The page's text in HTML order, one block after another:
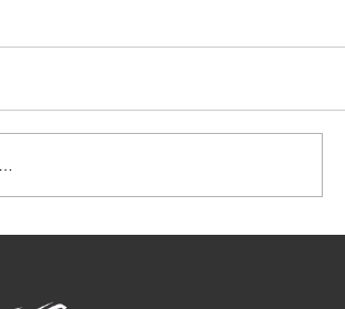
撮影＆社員研修友釣り遠征！